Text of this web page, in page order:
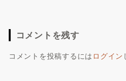
コメントを残す
コメントを投稿するにはログイン